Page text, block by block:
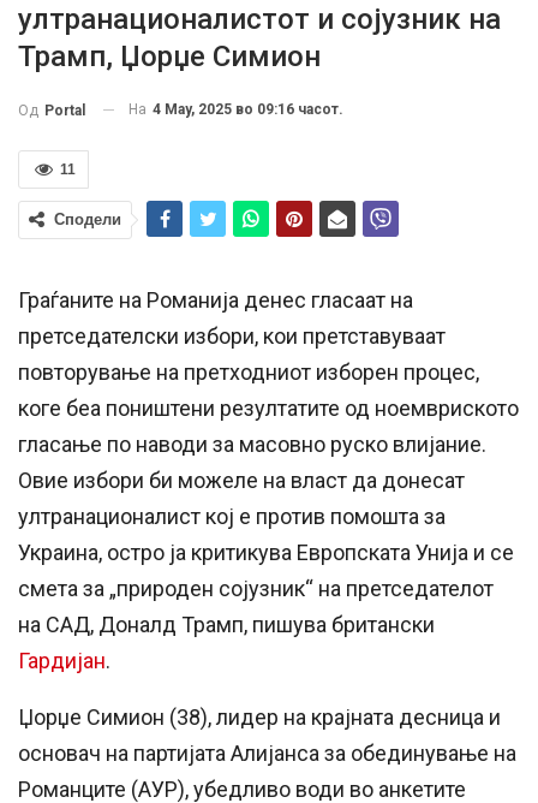
ултранационалистот и сојузник на
Трамп, Џорџе Симион
Од Portal На 4 May, 2025 во 09:16 часот.
11
Сподели
Граѓаните на Романија денес гласаат на
претседателски избори, кои претставуваат
повторување на претходниот изборен процес,
коге беа поништени резултатите од ноемвриското
гласање по наводи за масовно руско влијание.
Овие избори би можеле на власт да донесат
ултранационалист кој е против помошта за
Украина, остро ја критикува Европската Унија и се
смета за „природен сојузник“ на претседателот
на САД, Доналд Трамп, пишува британски
Гардијан.
Џорџе Симион (38), лидер на крајната десница и
основач на партијата Алијанса за обединување на
Романците (АУР), убедливо води во анкетите